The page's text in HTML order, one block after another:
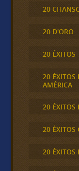
20
20 D'ORO
20 ÉXITOS
20 ÉXITOS
AMÉRICA
20 ÉXITOS
20 ÉXITOS
20 ÉXITOS